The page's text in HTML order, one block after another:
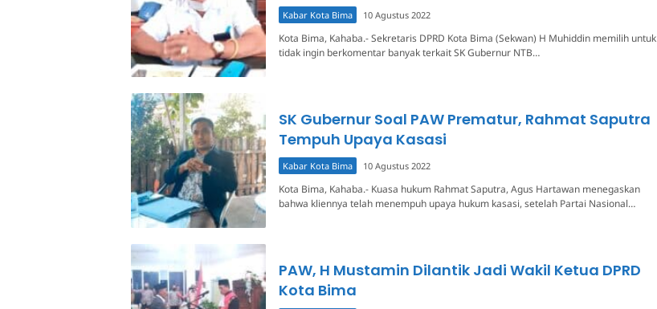
Kabar Kota Bima 10 Agustus 2022
Kota Bima, Kahaba.- Sekretaris DPRD Kota Bima (Sekwan) H Muhiddin memilih untuk
tidak ingin berkomentar banyak terkait SK Gubernur NTB…
SK Gubernur Soal PAW Prematur, Rahmat Saputra
Tempuh Upaya Kasasi
Kabar Kota Bima 10 Agustus 2022
Kota Bima, Kahaba.- Kuasa hukum Rahmat Saputra, Agus Hartawan menegaskan
bahwa kliennya telah menempuh upaya hukum kasasi, setelah Partai Nasional…
PAW, H Mustamin Dilantik Jadi Wakil Ketua DPRD
Kota Bima